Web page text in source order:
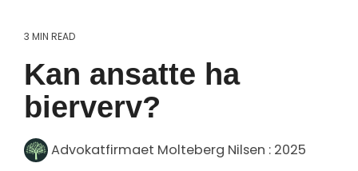
3 MIN READ
Kan ansatte ha
bierverv?
Advokatfirmaet Molteberg Nilsen : 2025